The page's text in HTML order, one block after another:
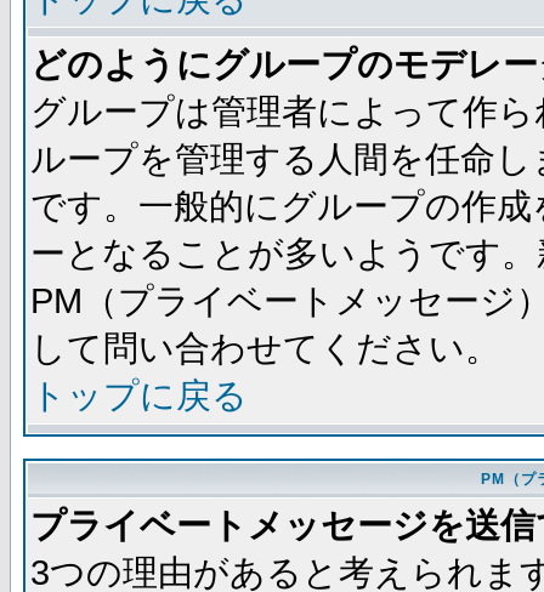
どのようにグループのモデレ
グループは管理者によって作
ループを管理する人間を任命
です。一般的にグループの作
ーとなることが多いようです
PM（プライベートメッセージ
して問い合わせてください。
トップに戻る
PM（プ
プライベートメッセージを送
3つの理由があると考えられま